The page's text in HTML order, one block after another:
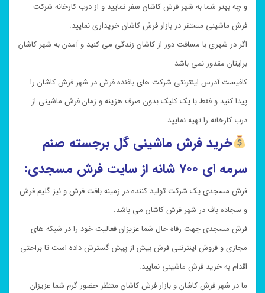
و چه بهتر شما به شهر فرش کاشان سفر نمایید و از درب کارخانه شرکت
فرش ماشینی مستقر در بازار فرش کاشان خریداری نمایید.
اگر در شهری با مسافت دور از کاشان زندگی می کنید و آمدن به شهر کاشان
برایتان مقدور نمی باشد
کافیست آدرس اینترنتی شرکت های بافنده فرش در شهر فرش کاشان را
پیدا کنید و فقط با یک کلیک بدون صرف هزینه و زمان فرش ماشینی از
درب کارخانه را تهیه نمایید.
خرید فرش ماشینی گل برجسته صنم
سرمه ای ۷۰۰ شانه از سایت فرش مسجدی:
فرش مسجدی یک شرکت تولید کننده در زمینه بافت فرش و نیز گلیم فرش
و سجاده باف در شهر فرش کاشان می باشد.
فرش مسجدی جهت رفاه حال شما عزیزان فعالیت خود را در شبکه های
مجازی و فروش اینترنتی فرش بیش از پیش گسترش داده است تا براحتی
اقدام به خرید فرش ماشینی نمایید.
ما در شهر فرش کاشان و بازار فرش کاشان منتظر حضور گرم شما عزیزان